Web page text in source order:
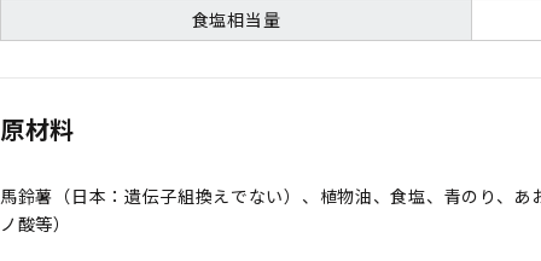
食塩相当量
原材料
馬鈴薯（日本：遺伝子組換えでない）、植物油、食塩、青のり、
ノ酸等）